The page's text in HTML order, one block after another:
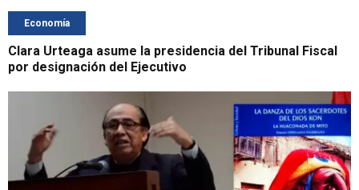
Economía
Clara Urteaga asume la presidencia del Tribunal Fiscal
por designación del Ejecutivo